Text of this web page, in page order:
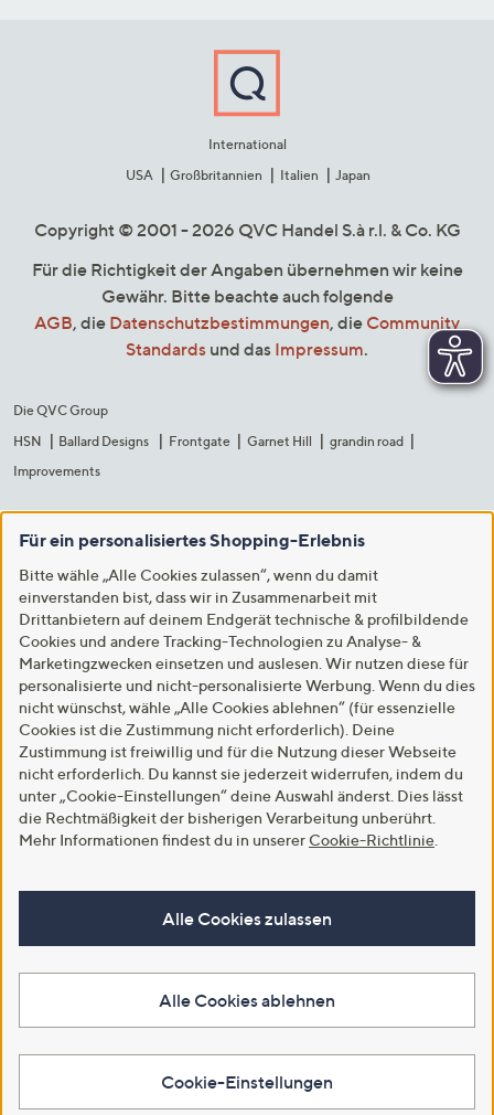
International
USA
Großbritannien Italien Japan
Copyright © 2001 - 2026 QVC Handel S.à r.l. & Co. KG
Für die Richtigkeit der Angaben übernehmen wir keine
Gewähr. Bitte beachte auch folgende
AGB, die Datenschutzbestimmungen, die Community
Standards und das Impressum.
Die QVC Group
HSN
Ballard Designs Frontgate Garnet Hill
grandin road
Improvements
Für ein personalisiertes Shopping-Erlebnis
Bitte wähle „Alle Cookies zulassen“, wenn du damit
einverstanden bist, dass wir in Zusammenarbeit mit
Drittanbietern auf deinem Endgerät technische & profilbildende
Cookies und andere Tracking-Technologien zu Analyse- &
Marketingzwecken einsetzen und auslesen. Wir nutzen diese für
personalisierte und nicht-personalisierte Werbung. Wenn du dies
nicht wünschst, wähle „Alle Cookies ablehnen“ (für essenzielle
Cookies ist die Zustimmung nicht erforderlich). Deine
Zustimmung ist freiwillig und für die Nutzung dieser Webseite
nicht erforderlich. Du kannst sie jederzeit widerrufen, indem du
unter „Cookie-Einstellungen“ deine Auswahl änderst. Dies lässt
die Rechtmäßigkeit der bisherigen Verarbeitung unberührt.
Mehr Informationen findest du in unserer Cookie-Richtlinie
Alle Cookies zulassen
Alle Cookies ablehnen
Cookie-Einstellungen